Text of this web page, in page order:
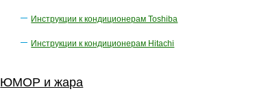
Инструкции к кондиционерам Toshiba
Инструкции к кондиционерам Hitachi
ЮМОР и жара